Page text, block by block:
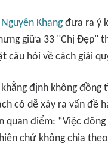
Nguyên Khangđưa ra ý
giữa 33 "Chị Đẹp"
câu hỏi về cách giải
khẳng định không
có dễ xảy ra vấn đề
quan điểm: “Việc
chứ không chia